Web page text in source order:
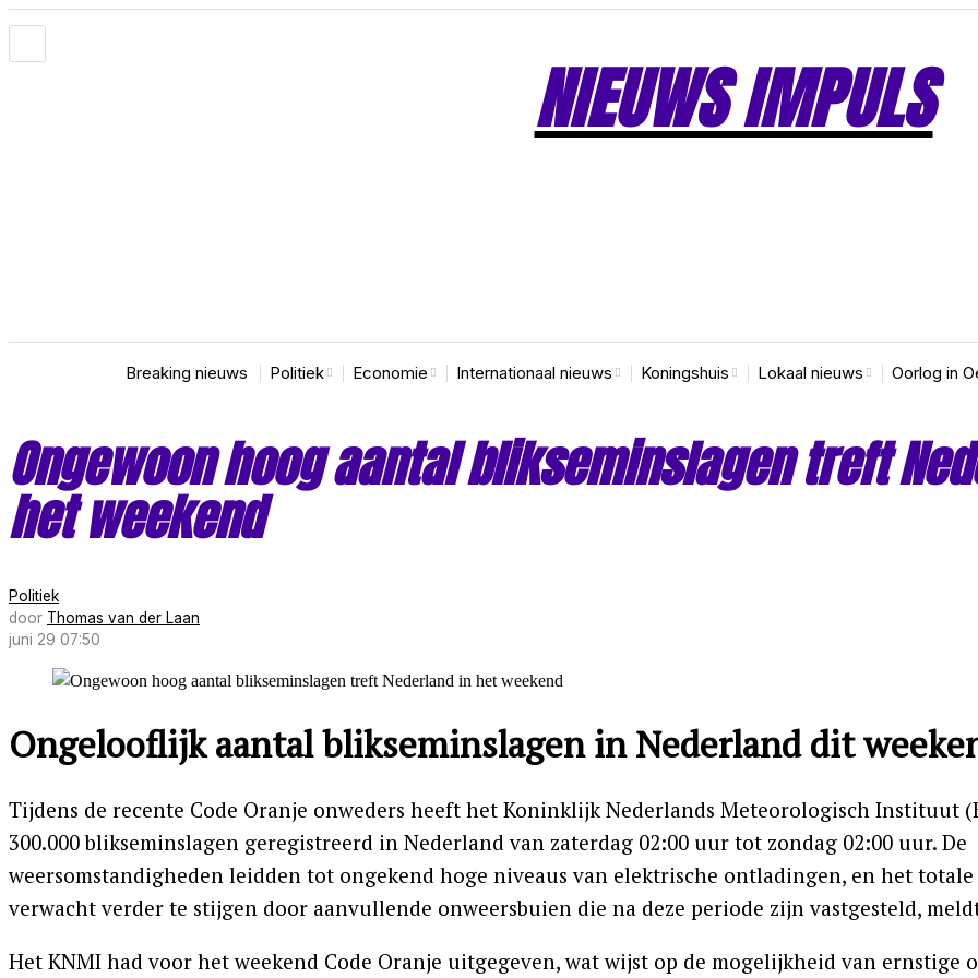
NIEUWS IMPULS
Breaking nieuws Politiek Economie Internationaal nieuws Koningshuis Lokaal nieuws Oorlog in
Ongewoon hoog aantal blikseminslagen treft
het weekend
Politiek
door Thomas van der Laan
juni 29 07:50
Ongelooflijk aantal blikseminslagen in Nederland dit
Tijdens de recente Code Oranje onweders heeft het Koninklijk Nederlands Meteorologisch Instituut
300.000 blikseminslagen geregistreerd in Nederland van zaterdag 02:00 uur tot zondag 02:00 uur. De
weersomstandigheden leidden tot ongekend hoge niveaus van elektrische ontladingen, en het
verwacht verder te stijgen door aanvullende onweersbuien die na deze periode zijn vastgesteld,
Het KNMI had voor het weekend Code Oranje uitgegeven, wat wijst op de mogelijkheid van ernstige